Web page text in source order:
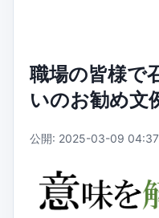
職場の皆様で
いのお勧め文
公開: 2025-03-09